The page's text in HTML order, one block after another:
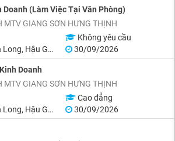
Doanh (Làm Việc Tại Văn Phòng)
MTV GIANG SƠN HƯNG THỊNH
Không yêu cầu
Giang, Sóc Trăng
30/09/2026
Doanh
MTV GIANG SƠN HƯNG THỊNH
Cao đẳng
Hậu Giang
30/09/2026